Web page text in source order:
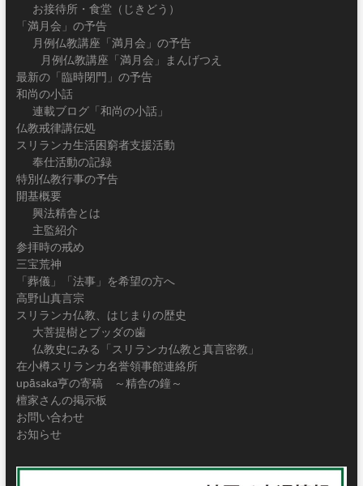
お接待所・食堂（じきどう）
「満月会」の予告
月例仏教講座「満月会」の予告
月例仏教講座「満月会」まんげつえ
最新の「臨時閉門」の予告
和尚の小話
連載ブログ「和尚の小話」
仏教戒律講伝処
スリランカ生活困窮者支援活動
奉仕活動の記録
特別仏教行事の予告
開基概要
興法精舎とは
主監紹介
参拝時の戒め
三宝荒神
「葬儀」「法事」を希望の方へ
高野山真言宗
スリランカ仏教、はじまりの歴史
大菩提樹とブッダの歯
仏教史にみる「スリランカ仏教と真言密教」
在小樽スリランカ名誉領事館連絡所
upāsaka亨の寄稿 ～精舎の鐘～
檀家さんの掲示板
お問い合わせ
お知らせ